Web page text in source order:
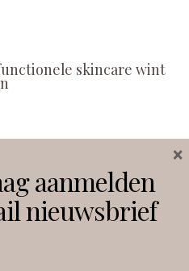
skincare wint
Facebook
aanmelden
nieuwsbrief
×